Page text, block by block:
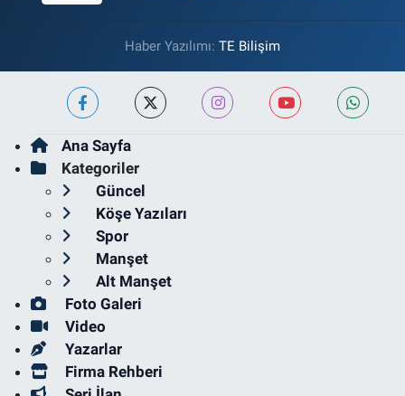
Haber Yazılımı: TE Bilişim
Ana Sayfa
Kategoriler
Güncel
Köşe Yazıları
Spor
Manşet
Alt Manşet
Foto Galeri
Video
Yazarlar
Firma Rehberi